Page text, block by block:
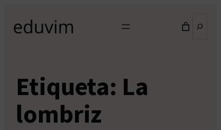
contenido
Etiqueta: La
lombriz